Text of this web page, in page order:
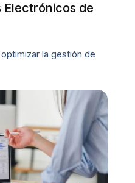
Electrónicos de
la gestión de